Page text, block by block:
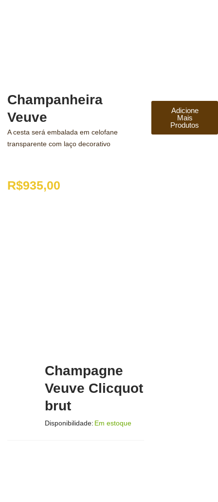
Champanheira
Veuve
A cesta será embalada em celofane
transparente com laço decorativo
R$935,00
Champagne
Veuve Clicquot
brut
Disponibilidade: Em estoque
Adicione
Mais
Produtos